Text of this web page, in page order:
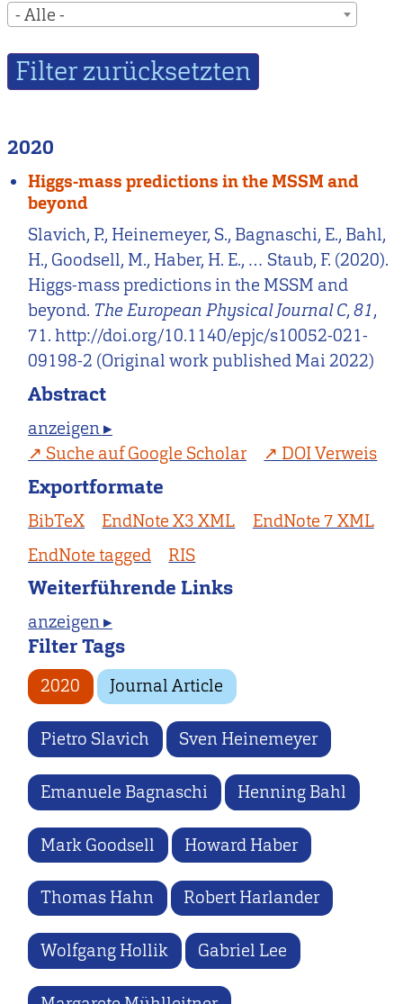
- Alle -
2020
Higgs-mass predictions in the MSSM and
beyond
Slavich, P., Heinemeyer, S., Bagnaschi, E., Bahl,
H., Goodsell, M., Haber, H. E., … Staub, F. (2020).
Higgs-mass predictions in the MSSM and
beyond. The European Physical Journal C,81,
71. http://doi.org/10.1140/epjc/s10052-021-
09198-2 (Original work published Mai 2022)
Abstract
anzeigen ▸
Suche auf Google Scholar
DOI Verweis
Exportformate
BibTeX EndNote X3 XML
EndNote 7 XML
EndNote tagged
RIS
Weiterführende Links
anzeigen ▸
Filter Tags
2020 Journal Article
Pietro Slavich Sven Heinemeyer
Emanuele Bagnaschi Henning Bahl
Mark Goodsell Howard Haber
Thomas Hahn Robert Harlander
Wolfgang Hollik Gabriel Lee